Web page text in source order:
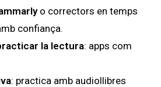
o correctors en temps
confiança.
la lectura: apps com
: practica amb audiollibres